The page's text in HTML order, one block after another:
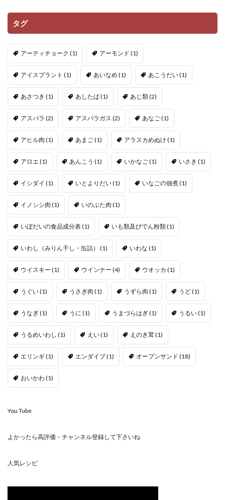
タグ
アーティチョーク (1) アーモンド (1)
アイスプラント (1) あいなめ (1) あこうだい(1)
あさつき (1) あしたば(1) あじ類(2)
アスパラ (2) アスパラガス (2) あなご(1)
アヒル肉 (1) あまご(1) アラスカめぬけ (1)
アロエ (1) あんこう (1) いかなご(1) いさき (1)
イシダイ (1) いとよりだい(1) いなごの佃煮(1)
イノシシ肉 (1) いのぶた肉 (1)
いぼだいの食品成分表(1) いも類及びでん粉類(1)
いわし（みりん干し・缶詰） (1) いわな (1)
ウイスキー (1) ウインナー (4) ウオッカ (1)
うぐい(1) うさぎ肉 (1) うずら肉 (1) うど(1)
うなぎ(1) うに (1) うまづらはぎ(1) うるい(1)
うるめいわし (1) えい(1) えのき茸(1)
エリンギ(1) エンダイブ(1) オープンサンド (18)
おいかわ(1)
You Tube
よかったら高評価・チャンネル登録して下さいね
人気レシピ